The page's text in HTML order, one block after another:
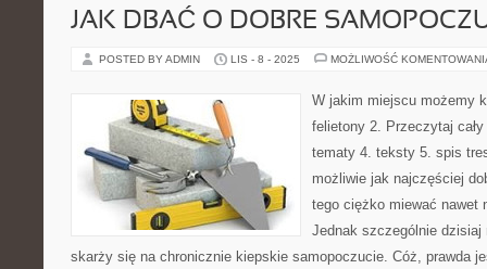
JAK DBAĆ O DOBRE
POSTED BY ADMIN LIS - 8 - 2025 MOŻLIWOŚĆ
W jakim miejscu możemy
felietony 2. Przeczytaj
tematy 4. teksty 5. spis
możliwie jak najczęściej
tego ciężko miewać nawet
Jednak szczególnie dzisiaj
skarży się na chronicznie kiepskie samopoczucie. Cóż, prawda